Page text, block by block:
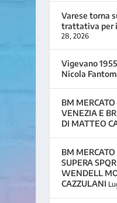
Varese torna
trattativa per
28, 2026
Vigevano
Nicola
BM
VENEZIA E
DI MATTEO
BM
SUPERA
WENDELL
CAZZULANI